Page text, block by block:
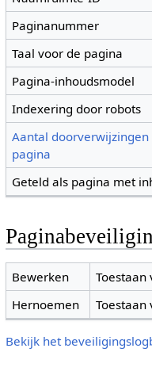
Paginanummer
Taal voor de pagina
Pagina-inhoudsmodel
Indexering door robots
Aantal doorverwijzingen
pagina
Geteld als pagina met
Bewerken
Hernoemen
Bekijk het